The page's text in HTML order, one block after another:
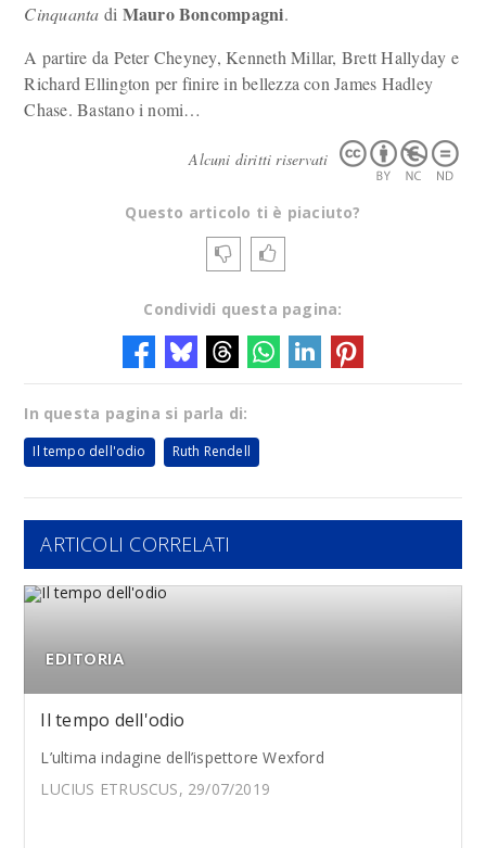
Cinquanta di Mauro Boncompagni.
A partire da Peter Cheyney, Kenneth Millar, Brett Hallyday e
Richard Ellington per finire in bellezza con James Hadley
Chase. Bastano i nomi…
Alcuni diritti riservati
Questo articolo ti è piaciuto?
Condividi questa pagina:
In questa pagina si parla di:
Il tempo dell'odio Ruth Rendell
ARTICOLI CORRELATI
EDITORIA
Il tempo dell'odio
L’ultima indagine dell’ispettore Wexford
LUCIUS ETRUSCUS, 29/07/2019